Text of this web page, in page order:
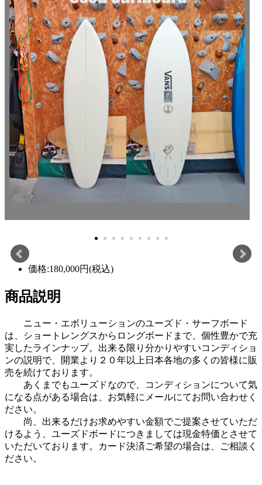
価格:180,000円(税込)
商品説明
ニュー・エボリューションのユーズド・サーフボード
は、ショートレングスからロングボードまで、個性豊かで充
実したラインナップ。出来る限り分かりやすいコンディショ
ンの説明で、開業より２０年以上日本各地の多くの皆様に販
売を続けております。
あくまでもユーズドなので、コンディションについて気
になる点がある場合は、お気軽にメールにてお問い合わせく
ださい。
尚、出来るだけお求めやすい金額でご提案させていただ
けるよう、ユーズドボードにつきましては現金特価とさせて
いただいております。カード決済ご希望の場合は、ご相談く
ださい。